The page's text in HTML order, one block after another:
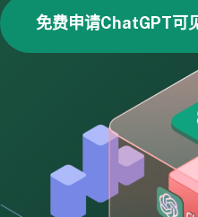
免费申请ChatGPT可